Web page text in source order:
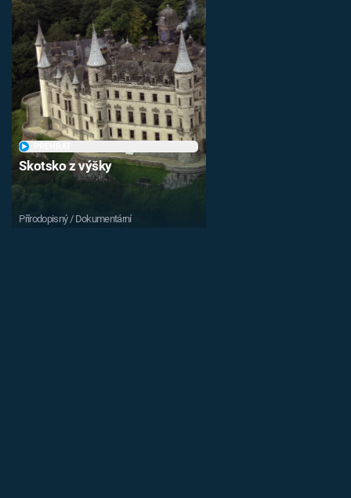
Skotsko z výšky
Přírodopisný / Dokumentární